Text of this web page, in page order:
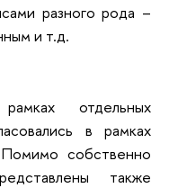
разного рода –
и т.д.
отдельных
в рамках
собственно
также